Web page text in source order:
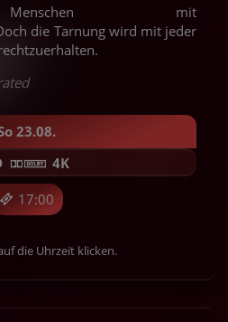
Menschen mit
die Tarnung wird mit jeder
23.08.
17:00
4K
die Uhrzeit klicken.